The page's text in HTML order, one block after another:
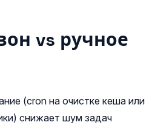
vs ручное
(cron на очистке кеша или
снижает шум задач